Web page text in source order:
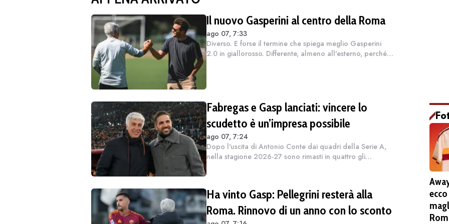
Il nuovo Gasperini al centro della Roma
ago 07, 7:33
Diverso. E forse il termine che spiega meglio Gasperini
2.0 in giallorosso. Differente, almeno all'esterno, perché a
Fabregas e Gasp lanciati: vincere lo
scudetto è un’impresa possibile
ago 07, 7:24
Dopo l'uscita di Antonio Conte dai quadri della Serie A,
nella stagione 2026-27 sono rimasti in quattro gli
Ha vinto Gasp: Pellegrini resterà alla
Roma. Rinnovo di un anno con lo sconto